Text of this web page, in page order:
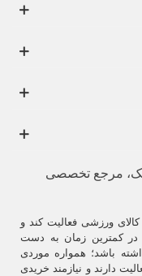
مرجع تخصصی
ورزشی فعالیت کند و
در کمترین زمان به دست
باشد؛ همواره موردی
دارند و نیازمند خریدی